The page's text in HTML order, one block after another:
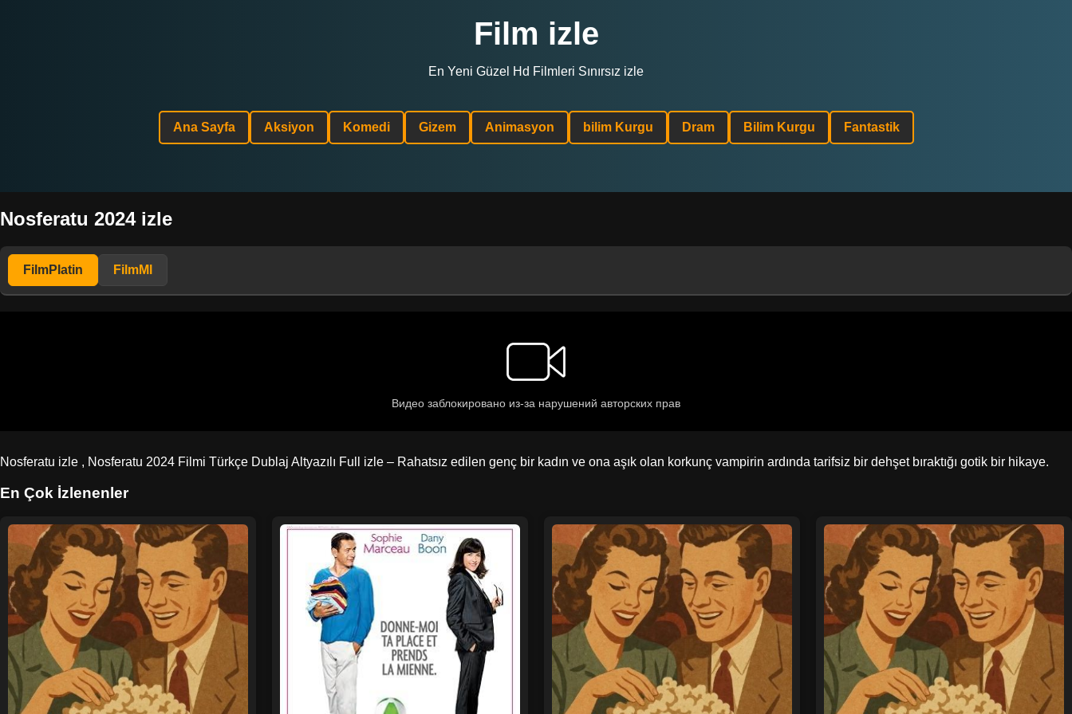
Film izle
En Yeni Güzel Hd Filmleri Sınırsız izle
Ana Sayfa Aksiyon Komedi Gizem Animasyon bilim Kurgu Dram Bilim Kurgu Fantastik
Nosferatu 2024 izle
FilmPlatin FilmMl
Nosferatu izle , Nosferatu 2024 Filmi Türkçe Dublaj Altyazılı Full izle – Rahatsız edilen genç bir kadın ve ona aşık olan korkunç vampirin ardında tarifsiz bir dehşet bıraktığı gotik bir hikaye.
En Çok İzlenenler